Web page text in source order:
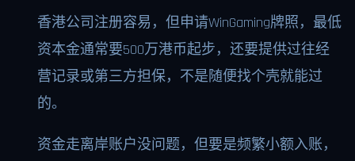
香港公司注册容易，但申请WinGaming牌照，最低
资本金通常要500万港币起步，还要提供过往经
营记录或第三方担保，不是随便找个壳就能过
的。
资金走离岸账户没问题，但要是频繁小额入账，